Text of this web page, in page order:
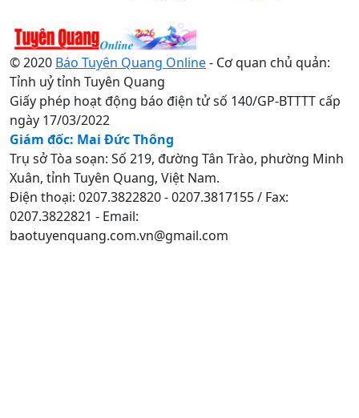
© 2020 Báo Tuyên Quang Online- Cơ quan chủ quản:
Tỉnh uỷ tỉnh Tuyên Quang
Giấy phép hoạt động báo điện tử số 140/GP-BTTTT cấp
ngày 17/03/2022
Giám đốc: Mai Đức Thông
Trụ sở Tòa soạn: Số 219, đường Tân Trào, phường Minh
Xuân, tỉnh Tuyên Quang, Việt Nam.
Điện thoại: 0207.3822820 - 0207.3817155 / Fax:
0207.3822821 - Email:
baotuyenquang.com.vn@gmail.com